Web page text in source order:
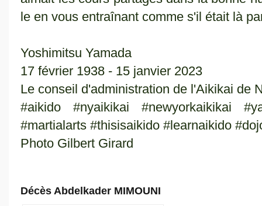
le en vous entraînant comme s'il était là
Yoshimitsu Yamada
17 février 1938 - 15 janvier 2023
Le conseil d'administration de l'Aikikai de
#aikido #nyaikikai #newyorkaikikai
#martialarts #thisisaikido #learnaikido
Photo Gilbert Girard
Décès Abdelkader MIMOUNI